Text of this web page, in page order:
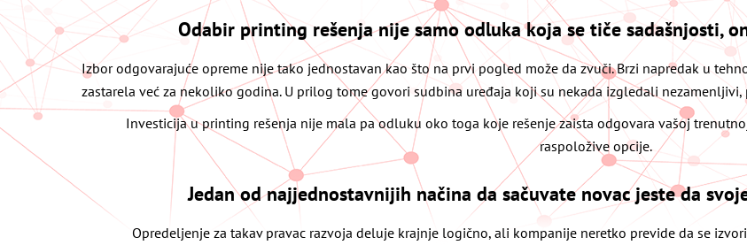
Odabir printing rešenja nije samo odluka koja se tiče sadašnjosti,
Izbor odgovarajuće opreme nije tako jednostavan kao što na prvi pogled može da zvuči. Brzi napredak u
zastarela već za nekoliko godina. U prilog tome govori sudbina uređaja koji su nekada izgledali nezamenljivi,
Investicija u printing rešenja nije mala pa odluku oko toga koje rešenje zaista odgovara vašoj
raspoložive opcije.
Jedan od najjednostavnijih načina da sačuvate novac jeste da
Opredeljenje za takav pravac razvoja deluje krajnje logično, ali kompanije neretko previde da se